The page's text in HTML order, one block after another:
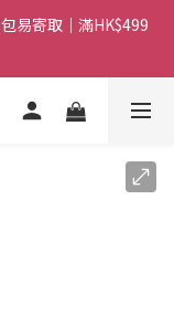
易寄取｜滿HK$499
易寄取｜滿HK$499
即享購物金HK$50回
易寄取｜滿HK$499